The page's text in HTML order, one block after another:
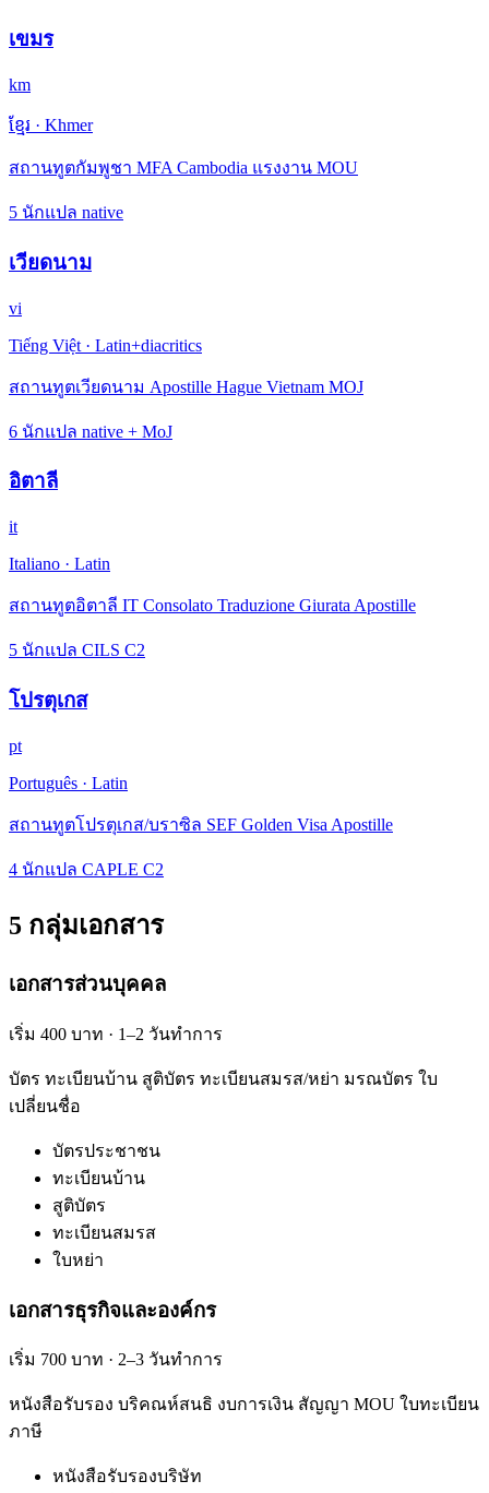
เขมร
km
ខ្មែរ · Khmer
สถานทูตกัมพูชา MFA Cambodia แรงงาน MOU
5 นักแปล native
เวียดนาม
vi
Tiếng Việt · Latin+diacritics
สถานทูตเวียดนาม Apostille Hague Vietnam MOJ
6 นักแปล native + MoJ
อิตาลี
it
Italiano · Latin
สถานทูตอิตาลี IT Consolato Traduzione Giurata Apostille
5 นักแปล CILS C2
โปรตุเกส
pt
Português · Latin
สถานทูตโปรตุเกส/บราซิล SEF Golden Visa Apostille
4 นักแปล CAPLE C2
5 กลุ่มเอกสาร
เอกสารส่วนบุคคล
เริ่ม 400 บาท · 1–2 วันทำการ
บัตร ทะเบียนบ้าน สูติบัตร ทะเบียนสมรส/หย่า มรณบัตร ใบ
เปลี่ยนชื่อ
บัตรประชาชน
ทะเบียนบ้าน
สูติบัตร
ทะเบียนสมรส
ใบหย่า
เอกสารธุรกิจและองค์กร
เริ่ม 700 บาท · 2–3 วันทำการ
หนังสือรับรอง บริคณห์สนธิ งบการเงิน สัญญา MOU ใบทะเบียน
ภาษี
หนังสือรับรองบริษัท